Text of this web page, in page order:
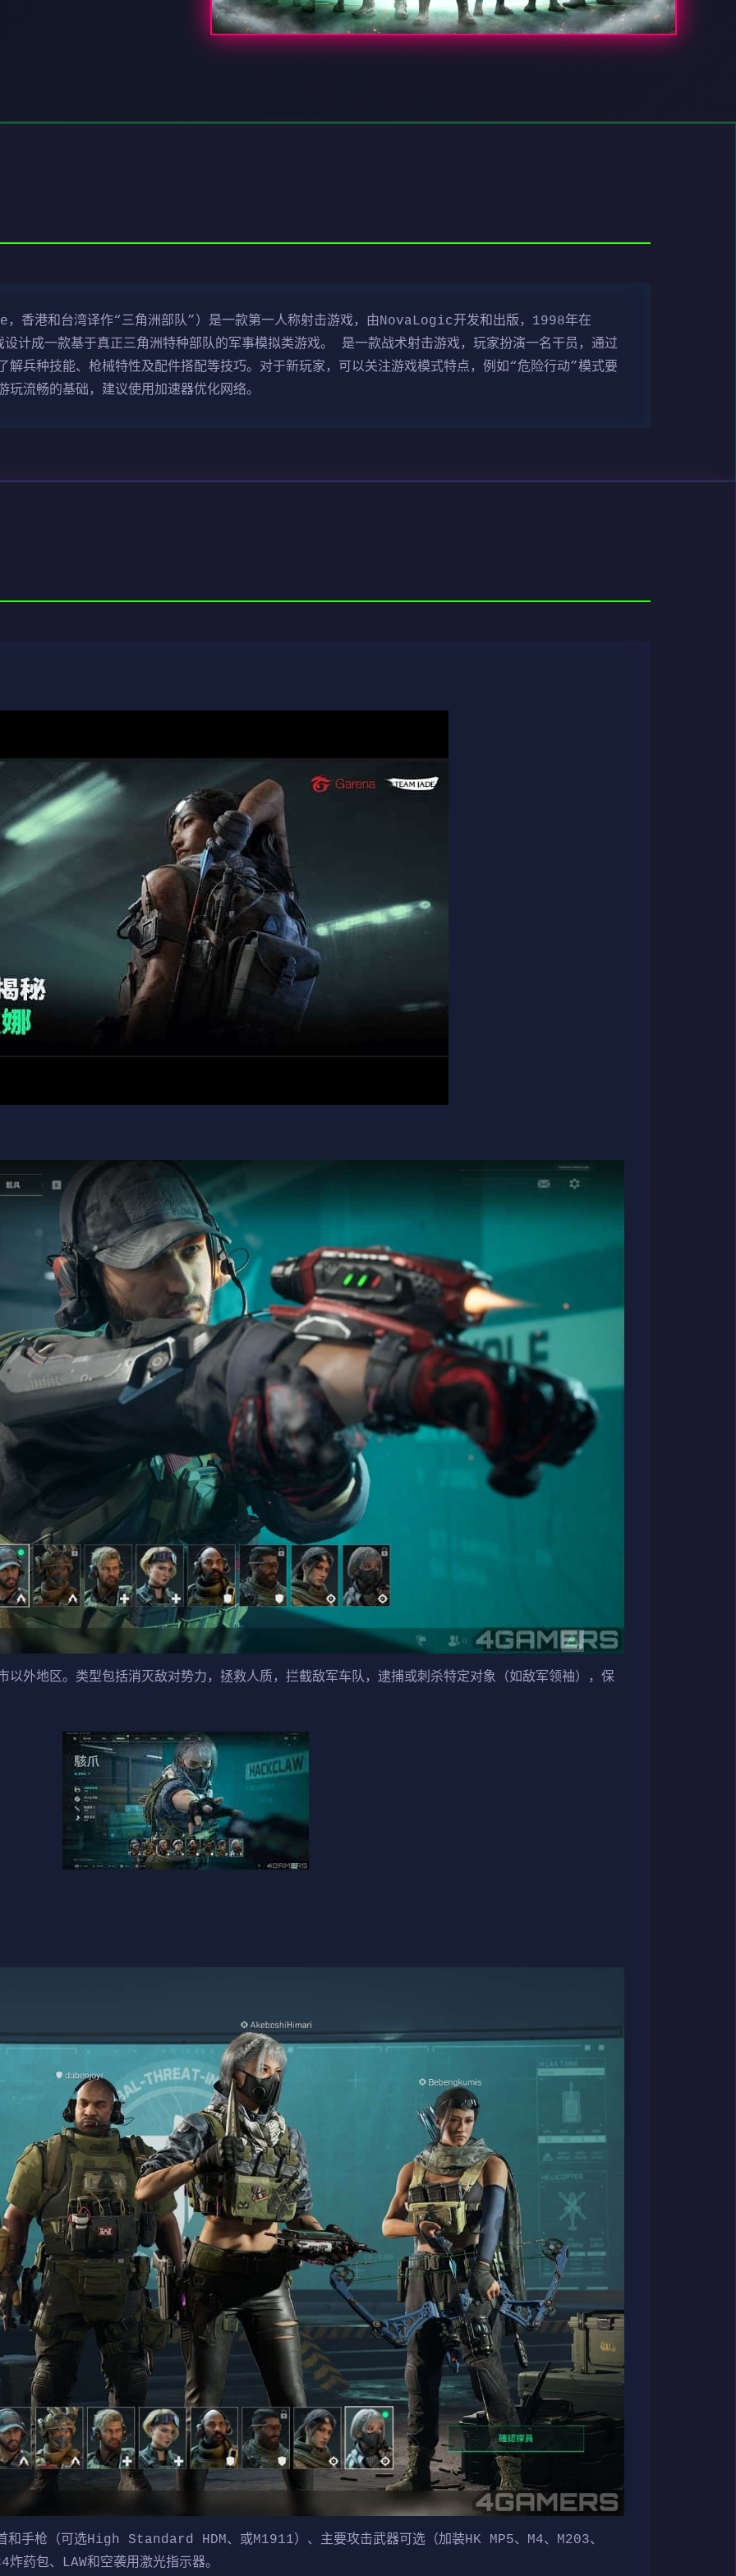
香港和台湾译作“三角洲部队”）是一款第一人称射击游戏，由NovaLogic开发和出版，1998年在
成一款基于真正三角洲特种部队的军事模拟类游戏。 是一款战术射击游戏，玩家扮演一名干员，通过
解兵种技能、枪械特性及配件搭配等技巧。对于新玩家，可以关注游戏模式特点，例如“危险行动”模式要
流畅的基础，建议使用加速器优化网络。
以外地区。类型包括消灭敌对势力，拯救人质，拦截敌军车队，逮捕或刺杀特定对象（如敌军领袖），保
和手枪（可选High Standard HDM、或M1911）、主要攻击武器可选（加装HK MP5、M4、M203、
药包、LAW和空袭用激光指示器。